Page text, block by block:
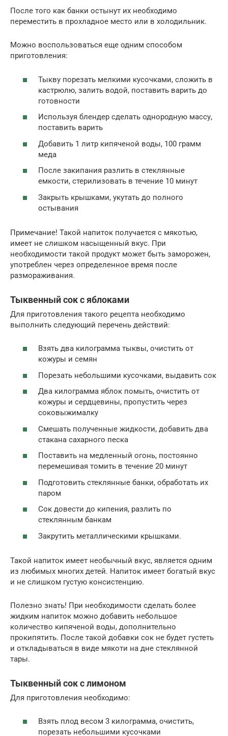
После того как банки остынут их необходимо
переместить в прохладное место или в холодильник.
Можно воспользоваться еще одним способом
приготовления:
Тыкву порезать мелкими кусочками, сложить в
кастрюлю, залить водой, поставить варить до
готовности
Используя блендер сделать однородную массу,
поставить варить
Добавить 1 литр кипяченой воды, 100 грамм
меда
После закипания разлить в стеклянные
емкости, стерилизовать в течение 10 минут
Закрыть крышками, укутать до полного
остывания
Примечание! Такой напиток получается с мякотью,
имеет не слишком насыщенный вкус. При
необходимости такой продукт может быть заморожен,
употреблен через определенное время после
размораживания.
Тыквенный сок с яблоками
Для приготовления такого рецепта необходимо
выполнить следующий перечень действий:
Взять два килограмма тыквы, очистить от
кожуры и семян
Порезать небольшими кусочками, выдавить сок
Два килограмма яблок помыть, очистить от
кожуры и сердцевины, пропустить через
соковыжималку
Смешать полученные жидкости, добавить два
стакана сахарного песка
Поставить на медленный огонь, постоянно
перемешивая томить в течение 20 минут
Подготовить стеклянные банки, обработать их
паром
Сок довести до кипения, разлить по
стеклянным банкам
Закрутить металлическими крышками.
Такой напиток имеет необычный вкус, является одним
из любимых многих детей. Напиток имеет богатый вкус
и не слишком густую консистенцию.
Полезно знать! При необходимости сделать более
жидким напиток можно добавить небольшое
количество кипяченой воды, дополнительно
прокипятить. После такой добавки сок не будет густеть
и откладываться в виде мякоти на дне стеклянной
тары.
Тыквенный сок с лимоном
Для приготовления необходимо:
Взять плод весом 3 килограмма, очистить,
порезать небольшими кусочками